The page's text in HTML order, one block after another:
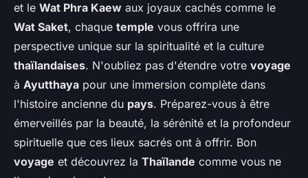
et le Wat Phra Kaew aux joyaux cachés comme le
Wat Saket, chaque temple vous offrira une
perspective unique sur la spiritualité et la culture
thaïlandaises. N'oubliez pas d'étendre votre voyage
à Ayutthaya pour une immersion complète dans
l'histoire ancienne du pays. Préparez-vous à être
émerveillés par la beauté, la sérénité et la profondeur
spirituelle que ces lieux sacrés ont à offrir. Bon
voyage et découvrez la Thaïlande comme vous ne